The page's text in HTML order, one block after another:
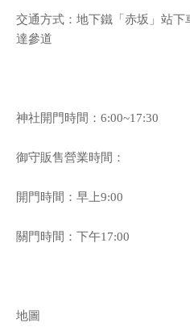
交通方式：地下鐵「赤坂」站
達參道
神社開門時間：6:00~17:30
御守販售營業時間：
開門時間：早上9:00
關門時間：下午17:00
地圖